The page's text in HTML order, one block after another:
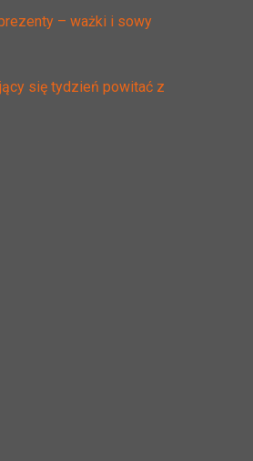
– ważki i sowy
się tydzień powitać z